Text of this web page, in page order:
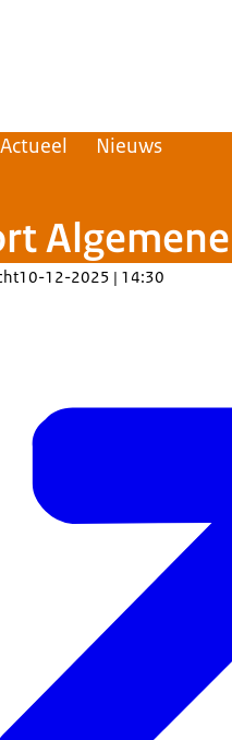
Actueel Nieuws
10-12-2025 | 14:30